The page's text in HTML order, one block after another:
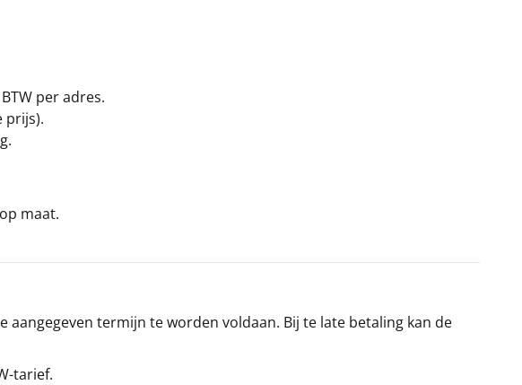
per adres.
prijs).
maat.
termijn te worden voldaan. Bij te late betaling kan de
tarief.